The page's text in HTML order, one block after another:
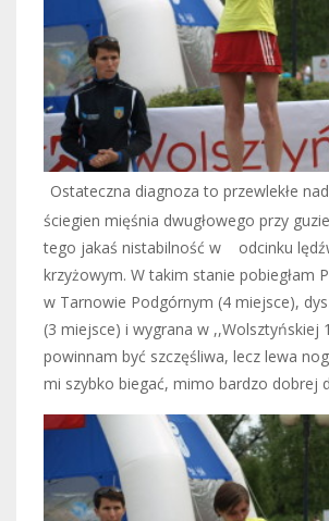
Ostateczna diagnoza to przewlekłe
ściegien mięśnia dwugłowego przy
tego jakaś nistabilność w
odcinku
krzyżowym. W takim stanie pobiegłam
w Tarnowie Podgórnym (4 miejsce),
(3 miejsce) i wygrana w ,,Wolsztyńskiej
powinnam być szczęśliwa, lecz lewa
mi szybko biegać, mimo bardzo dobrej